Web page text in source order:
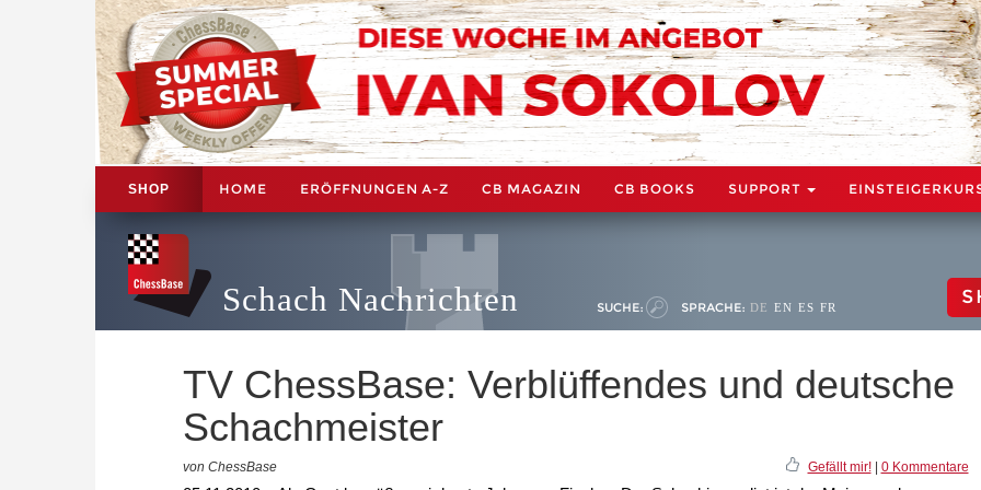
SHOP HOME ERÖFFNUNGEN A-Z CB MAGAZIN CB BOOKS SUPPORT
Schach Nachrichten SUCHE: SPRACHE: DE EN ES FR
TV ChessBase: Verblüffendes und deutsche
Schachmeister
von ChessBase Gefällt mir!| 0 Kommentare